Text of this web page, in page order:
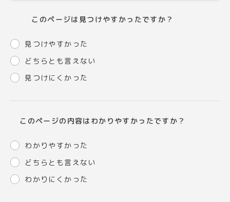
このページは見つけやすかったですか？
見つけやすかった
どちらとも言えない
見つけにくかった
このページの内容はわかりやすかったですか？
わかりやすかった
どちらとも言えない
わかりにくかった